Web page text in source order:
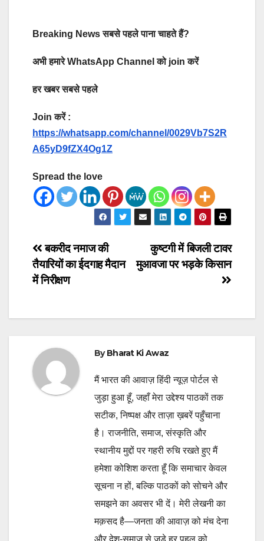
Breaking News सबसे पहले पाना चाहते हैं?
अभी हमारे WhatsApp Channel को join करें
हर खबर सबसे पहले
Join करें :
https://whatsapp.com/channel/0029Vb7S2R
A65yD9fZX4Og1Z
Spread the love
Post
navigation
कुष्टगी में बिजली टावर
मुआवजा पर भड़के किसान
बकरीद नमाज की
तैयारियों का ईदगाह मैदान
में निरीक्षण
ByBharat Ki Awaz
मैं भारत की आवाज़ हिंदी न्यूज़ पोर्टल से
जुड़ा हुआ हूँ, जहाँ मेरा उद्देश्य पाठकों तक
सटीक, निष्पक्ष और ताज़ा ख़बरें पहुँचाना
है। राजनीति, समाज, संस्कृति और
स्थानीय मुद्दों पर गहरी रुचि रखते हुए मैं
हमेशा कोशिश करता हूँ कि समाचार केवल
सूचना न हों, बल्कि पाठकों को सोचने और
समझने का अवसर भी दें। मेरी लेखनी का
मक़सद है—जनता की आवाज़ को मंच देना
और देश-समाज से जुड़े हर पहलू को